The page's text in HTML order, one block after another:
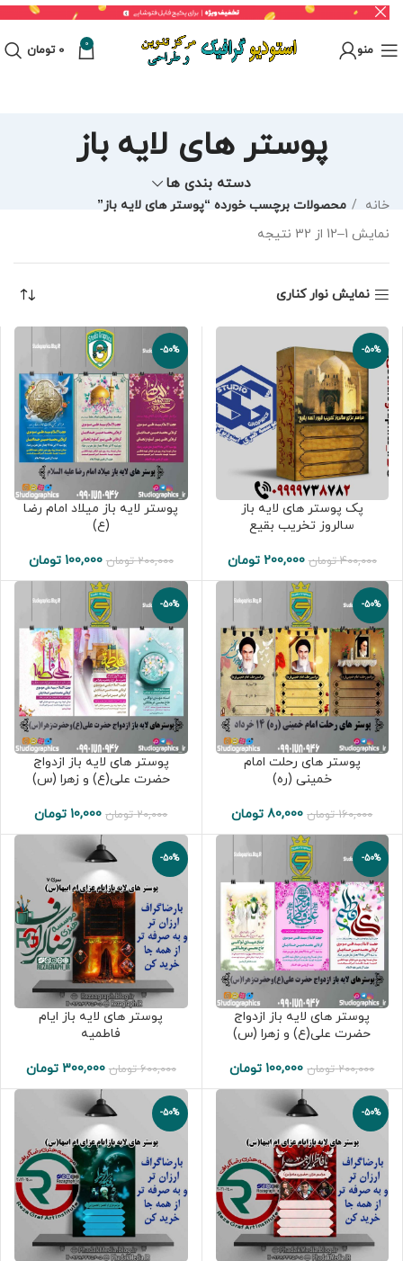
منو 0
0 تومان
پوستر های لایه باز
دسته بندی ها
خانه
محصولات برچسب خورده “پوستر های لایه باز”
نمایش 1–12 از 32 نتیجه
نمایش نوار کناری
-50%
پک پوستر های لایه باز
سالروز تخریب بقیع
400,000 تومان 200,000 تومان
-50%
پوستر لایه باز میلاد امام رضا
(ع)
200,000 تومان 100,000 تومان
-50%
پوستر های رحلت امام
خمینی (ره)
160,000 تومان 80,000 تومان
-50%
پوستر های لایه باز ازدواج
حضرت علی(ع) و زهرا (س)
20,000 تومان 10,000 تومان
-50%
پوستر های لایه باز ازدواج
حضرت علی(ع) و زهرا (س)
200,000 تومان 100,000 تومان
-50%
پوستر های لایه باز ایام
فاطمیه
600,000 تومان 300,000 تومان
-50%
-50%